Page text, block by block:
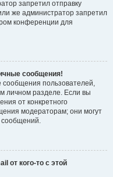
запретил отправку
же администратор запретил
конференции для
сообщения!
сообщения пользователей,
личном разделе. Если вы
от конкретного
модераторам; они могут
сообщений.
от кого-то с этой